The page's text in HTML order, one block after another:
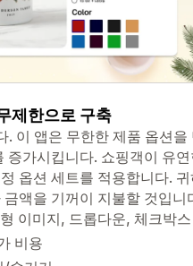
제한으로 구축
이 앱은 무한한 제품 옵션을
가시킵니다. 쇼핑객이 유
옵션 세트를 적용합니다.
액을 기꺼이 지불할 것입니
이미지, 드롭다운, 체크박스
비용